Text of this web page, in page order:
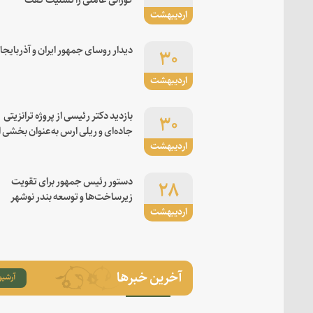
اردیبهشت
اردیبهشت
۳۰ دیدار روسای جمهور ایران و
اردیبهشت
۳۰
بازدید دکتر رئیسی از پروژه ترانزیتی
جاده‌ای و ریلی ارس به‌عنوان بخشی
اردیبهشت
۲۸
دستور رئیس جمهور برای تقویت
زیرساخت‌ها و توسعه بندر نوشهر
آخرین خبرها